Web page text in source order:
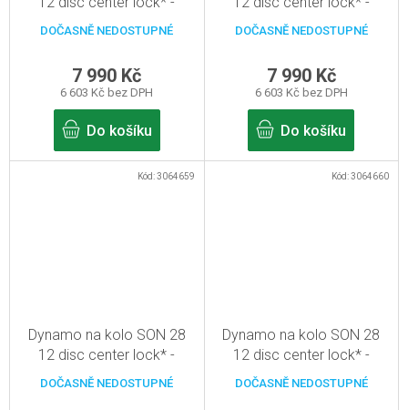
černá - 32d, pevná osa
DOČASNĚ NEDOSTUPNÉ
6 603 Kč bez DPH
7 990 Kč
Do košíku
černá - 36d, pevná osa
DOČASNĚ NEDOSTUPNÉ
6 603 Kč bez DPH
7 990 Kč
Do košíku
Dynamo na kolo SON 28
12 disc center lock* -
červená - 28d, pevná osa
DOČASNĚ NEDOSTUPNÉ
Kód:3064659
Dynamo na kolo SON 28
12 disc center lock* -
červená - 32d, pevná osa
DOČASNĚ NEDOSTUPNÉ
Kód:3064660